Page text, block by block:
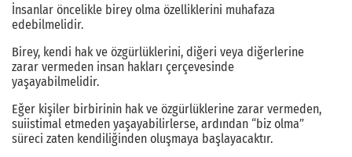
İnsanlar öncelikle birey olma özelliklerini muhafaza
edebilmelidir.
Birey, kendi hak ve özgürlüklerini, diğeri veya diğerlerine
zarar vermeden insan hakları çerçevesinde
yaşayabilmelidir.
Eğer kişiler birbirinin hak ve özgürlüklerine zarar vermeden,
suiistimal etmeden yaşayabilirlerse, ardından “biz olma”
süreci zaten kendiliğinden oluşmaya başlayacaktır.